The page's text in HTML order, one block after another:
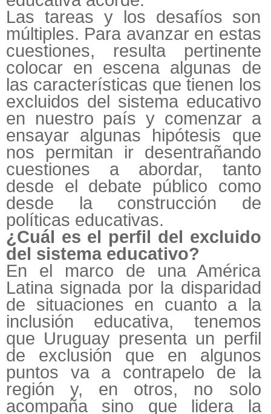
Las tareas y los desafíos son
múltiples. Para avanzar en estas
cuestiones, resulta pertinente
colocar en escena algunas de
las características que tienen los
excluidos del sistema educativo
en nuestro país y comenzar a
ensayar algunas hipótesis que
nos permitan ir desentrañando
cuestiones a abordar, tanto
desde el debate público como
desde la construcción de
políticas educativas.
¿Cuál es el perfil del excluido
del sistema educativo?
En el marco de una América
Latina signada por la disparidad
de situaciones en cuanto a la
inclusión educativa, tenemos
que Uruguay presenta un perfil
de exclusión que en algunos
puntos va a contrapelo de la
región y, en otros, no solo
acompaña sino que lidera la